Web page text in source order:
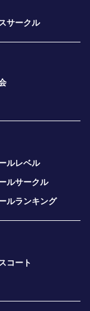
サークル
ルレベル
ルサークル
ルランキング
コート